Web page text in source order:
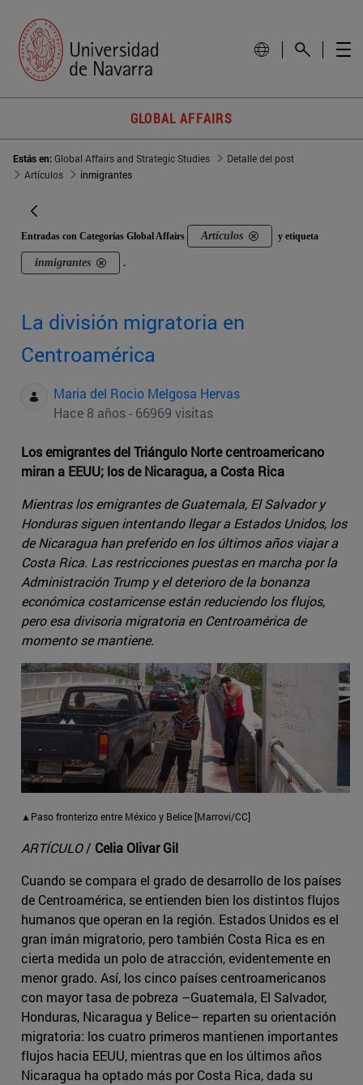
GLOBAL AFFAIRS
Estás en:Global Affairs and Strategic Studies
Detalle del post
Artículos
inmigrantes
Entradas con Categorías Global Affairs Artículos y etiqueta
inmigrantes .
La división migratoria en
Centroamérica
Maria del Rocio Melgosa Hervas
Hace 8 años - 66969 visitas
Los emigrantes del Triángulo Norte centroamericano
miran a EEUU; los de Nicaragua, a Costa Rica
Mientras los emigrantes de Guatemala, El Salvador y
Honduras siguen intentando llegar a Estados Unidos, los
de Nicaragua han preferido en los últimos años viajar a
Costa Rica. Las restricciones puestas en marcha por la
Administración Trump y el deterioro de la bonanza
económica costarricense están reduciendo los flujos,
pero esa divisoria migratoria en Centroamérica de
momento se mantiene.
▲Paso fronterizo entre México y Belice [Marrovi/CC]
ARTÍCULO/ Celia Olivar Gil
Cuando se compara el grado de desarrollo de los países
de Centroamérica, se entienden bien los distintos flujos
humanos que operan en la región. Estados Unidos es el
gran imán migratorio, pero también Costa Rica es en
cierta medida un polo de atracción, evidentemente en
menor grado. Así, los cinco países centroamericanos
con mayor tasa de pobreza ­–Guatemala, El Salvador,
Honduras, Nicaragua y Belice– reparten su orientación
migratoria: los cuatro primeros mantienen importantes
flujos hacia EEUU, mientras que en los últimos años
Nicaragua ha optado más por Costa Rica, dada su